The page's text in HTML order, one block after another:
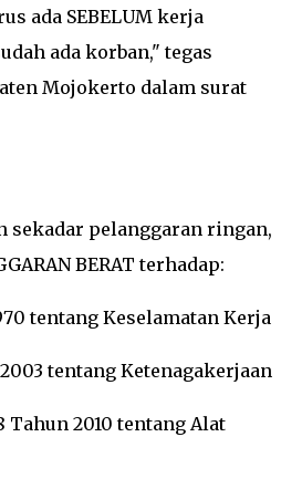
ada SEBELUM kerja
ada korban," tegas
Mojokerto dalam surat
sekadar pelanggaran ringan,
BERAT terhadap:
tentang Keselamatan Kerja
tentang Ketenagakerjaan
Tahun 2010 tentang Alat